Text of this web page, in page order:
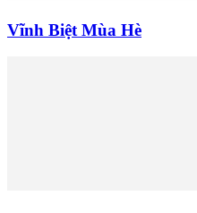
Vĩnh Biệt Mùa Hè